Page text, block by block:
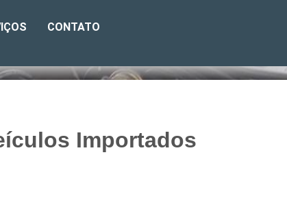
CONTATO
Importados